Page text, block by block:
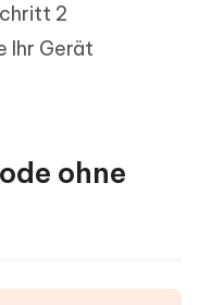
2
Ihr Gerät
ohne